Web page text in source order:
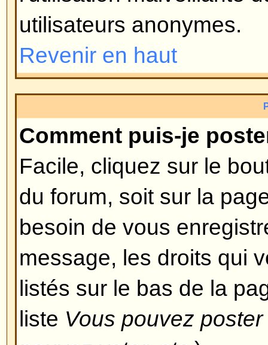
l'éditer ou le supprimer. Ceci
truquer les sondages en
de la durée du sondage.
Revenir en haut
Pourquoi ne puis-je pas
Certains forums peuvent limiter
utilisateurs ou groupes. Pour
devez avoir une autorisation
modérateur et l'administrateur
accorder cet accès, vous
le voulez.
Revenir en haut
Pourquoi ne puis-je pas voter
Seuls les utilisateurs